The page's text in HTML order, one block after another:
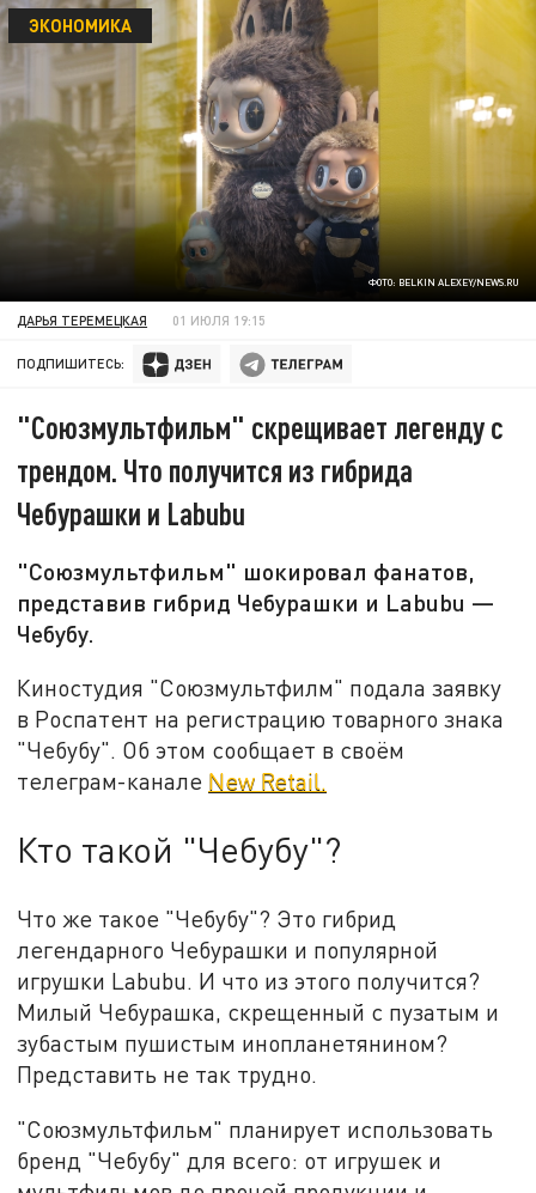
ФОТО: BELKIN ALEXEY/NEWS.RU
ЭКОНОМИКА
ДАРЬЯ ТЕРЕМЕЦКАЯ 01 ИЮЛЯ 19:15
ПОДПИШИТЕСЬ:
"Союзмультфильм" скрещивает легенду с
трендом. Что получится из гибрида
Чебурашки и Labubu
"Союзмультфильм" шокировал фанатов,
представив гибрид Чебурашки и Labubu —
Чебубу.
Киностудия "Союзмультфилм" подала заявку
в Роспатент на регистрацию товарного знака
"Чебубу". Об этом сообщает в своём
телеграм-канале New Retail.
Кто такой "Чебубу"?
Что же такое "Чебубу"? Это гибрид
легендарного Чебурашки и популярной
игрушки Labubu. И что из этого получится?
Милый Чебурашка, скрещенный с пузатым и
зубастым пушистым инопланетянином?
Представить не так трудно.
"Союзмультфильм" планирует использовать
бренд "Чебубу" для всего: от игрушек и